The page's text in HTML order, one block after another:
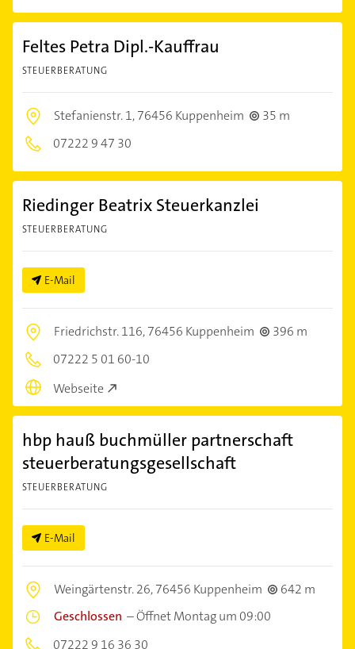
Feltes Petra Dipl.-Kauffrau
STEUERBERATUNG
Stefanienstr. 1,76456 Kuppenheim
35 m
07222 9 47 30
Riedinger Beatrix Steuerkanzlei
STEUERBERATUNG
E-Mail
Friedrichstr. 116,76456 Kuppenheim
396 m
07222 5 01 60-10
Webseite
hbp hauß buchmüller partnerschaft
steuerberatungsgesellschaft
STEUERBERATUNG
E-Mail
Weingärtenstr. 26,76456 Kuppenheim
642 m
Geschlossen –Öffnet Montag um 09:00
07222 9 16 36 30